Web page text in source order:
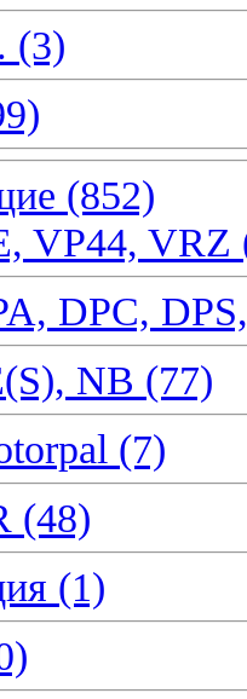
(3)
(852)
VP44, VRZ
DPC,
NB (77)
(7)
(48)
(1)